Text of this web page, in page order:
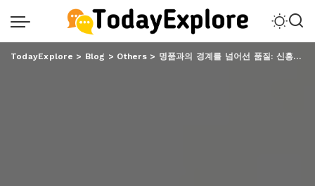
TodayExplore > Blog > Others> 명품과의 경계를 넘어선 품질: 신흥사다이렉트 레플리카의 장인 정신